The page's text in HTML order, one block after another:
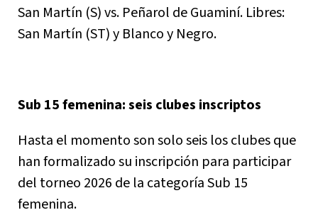
San Martín (S) vs. Peñarol de Guaminí. Libres:
San Martín (ST) y Blanco y Negro.
Sub 15 femenina: seis clubes inscriptos
Hasta el momento son solo seis los clubes que
han formalizado su inscripción para participar
del torneo 2026 de la categoría Sub 15
femenina.